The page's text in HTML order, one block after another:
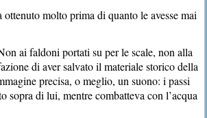
molto prima di quanto le avesse mai
ai faldoni portati su per le scale, non alla
di aver salvato il materiale storico della
precisa, o meglio, un suono: i passi
sopra di lui, mentre combatteva con l’acqua